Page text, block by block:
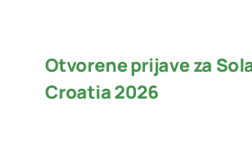
Otvorene prijave za
Croatia 2026